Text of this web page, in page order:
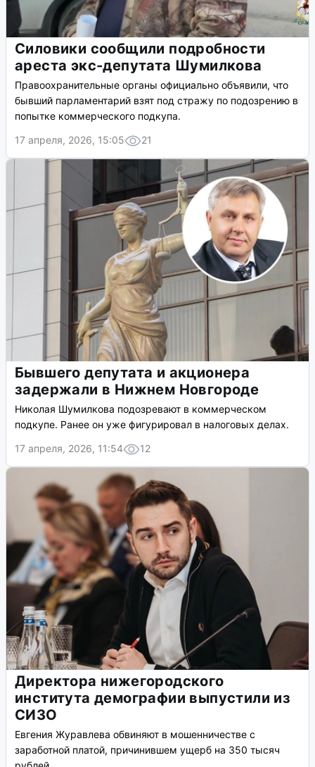
Силовики сообщили подробности
ареста экс-депутата Шумилкова
Правоохранительные органы официально объявили, что
бывший парламентарий взят под стражу по подозрению в
попытке коммерческого подкупа.
17 апреля, 2026, 15:05
21
Бывшего депутата и акционера
задержали в Нижнем Новгороде
Николая Шумилкова подозревают в коммерческом
подкупе. Ранее он уже фигурировал в налоговых делах.
17 апреля, 2026, 11:54
12
Директора нижегородского
института демографии выпустили из
СИЗО
Евгения Журавлева обвиняют в мошенничестве с
заработной платой, причинившем ущерб на 350 тысяч